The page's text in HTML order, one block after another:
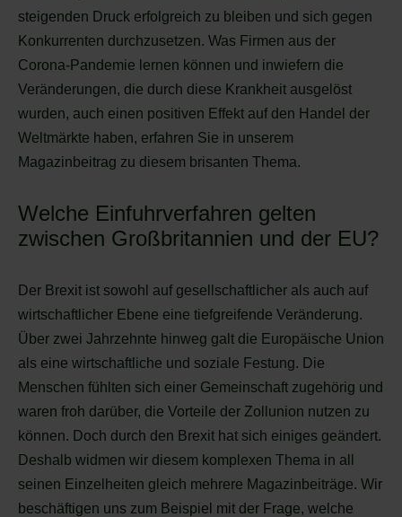
steigenden Druck erfolgreich zu bleiben und sich gegen
Konkurrenten durchzusetzen. Was Firmen aus der
Corona-Pandemie lernen können und inwiefern die
Veränderungen, die durch diese Krankheit ausgelöst
wurden, auch einen positiven Effekt auf den Handel der
Weltmärkte haben, erfahren Sie in unserem
Magazinbeitrag zu diesem brisanten Thema.
Welche Einfuhrverfahren gelten
zwischen Großbritannien und der EU?
Der Brexit ist sowohl auf gesellschaftlicher als auch auf
wirtschaftlicher Ebene eine tiefgreifende Veränderung.
Über zwei Jahrzehnte hinweg galt die Europäische Union
als eine wirtschaftliche und soziale Festung. Die
Menschen fühlten sich einer Gemeinschaft zugehörig und
waren froh darüber, die Vorteile der Zollunion nutzen zu
können. Doch durch den Brexit hat sich einiges geändert.
Deshalb widmen wir diesem komplexen Thema in all
seinen Einzelheiten gleich mehrere Magazinbeiträge. Wir
beschäftigen uns zum Beispiel mit der Frage, welche